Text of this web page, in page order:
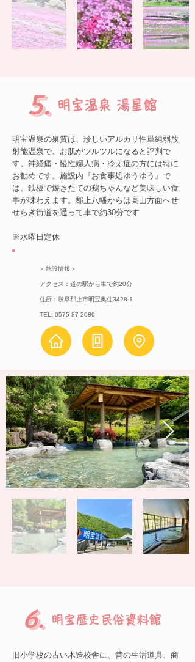
​明宝温泉 湯星館
5.
明宝温泉の泉質は、珍しいアルカリ性単純弱放
射能温泉で、お肌がツルツルになると評判で
す。神経痛・慢性婦人病・冷え症の方には特に
お勧めです。施設内『お食事処ゆうゆう』で
は、鉄板で焼きたての鶏ちゃんなど美味しい食
事が味わえます。郡上八幡からは高山方面へせ
せらぎ街道を通って車で約30分です
​※水曜日定休
＜施設情報＞
アクセス：道の駅から車で約20分
住所：岐阜郡上市明宝奥住3428-1
TEL: 0575-87-2080
明宝歴史民俗資料館
6.
旧小学校の古い木造校舎に、昔の生活道具、商